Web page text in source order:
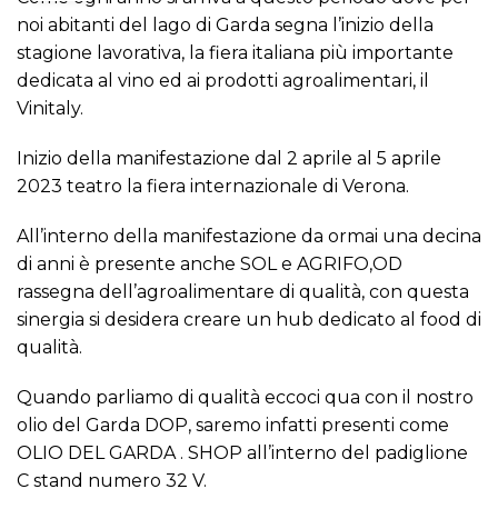
noi abitanti del lago di Garda segna l’inizio della
stagione lavorativa, la fiera italiana più importante
dedicata al vino ed ai prodotti agroalimentari, il
Vinitaly.
Inizio della manifestazione dal 2 aprile al 5 aprile
2023 teatro la fiera internazionale di Verona.
All’interno della manifestazione da ormai una decina
di anni è presente anche SOL e AGRIFO,OD
rassegna dell’agroalimentare di qualità, con questa
sinergia si desidera creare un hub dedicato al food di
qualità.
Quando parliamo di qualità eccoci qua con il nostro
olio del Garda DOP, saremo infatti presenti come
OLIO DEL GARDA . SHOP all’interno del padiglione
C stand numero 32 V.